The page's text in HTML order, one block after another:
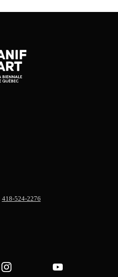
418-524-2276